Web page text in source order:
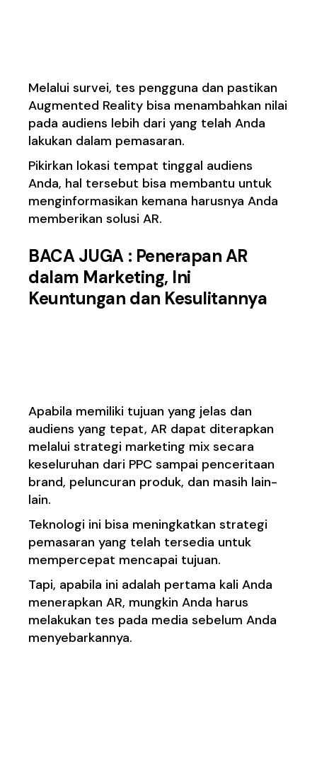
Melalui survei, tes pengguna dan pastikan
Augmented Reality bisa menambahkan nilai
pada audiens lebih dari yang telah Anda
lakukan dalam pemasaran.
Pikirkan lokasi tempat tinggal audiens
Anda, hal tersebut bisa membantu untuk
menginformasikan kemana harusnya Anda
memberikan solusi AR.
BACA JUGA : Penerapan AR
dalam Marketing, Ini
Keuntungan dan Kesulitannya
Apabila memiliki tujuan yang jelas dan
audiens yang tepat, AR dapat diterapkan
melalui strategi marketing mix secara
keseluruhan dari PPC sampai penceritaan
brand, peluncuran produk, dan masih lain-
lain.
Teknologi ini bisa meningkatkan strategi
pemasaran yang telah tersedia untuk
mempercepat mencapai tujuan.
Tapi, apabila ini adalah pertama kali Anda
menerapkan AR, mungkin Anda harus
melakukan tes pada media sebelum Anda
menyebarkannya.